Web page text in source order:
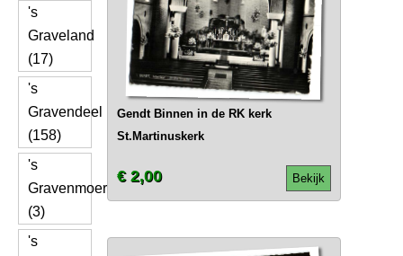
's
Graveland
(17)
's
Gravendeel
(158)
's
Gravenmoer
(3)
's
Gendt Binnen in de RK kerk
St.Martinuskerk
Bekijk
€ 2,00